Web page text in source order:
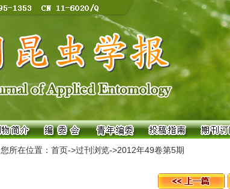
您所在位置： 首页->过刊浏览->2012年49卷第5期